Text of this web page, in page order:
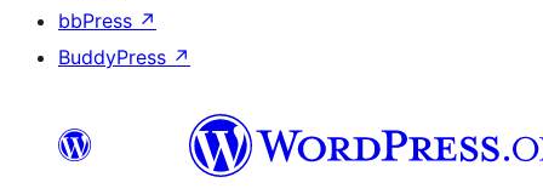
bbPress ↗
BuddyPress ↗